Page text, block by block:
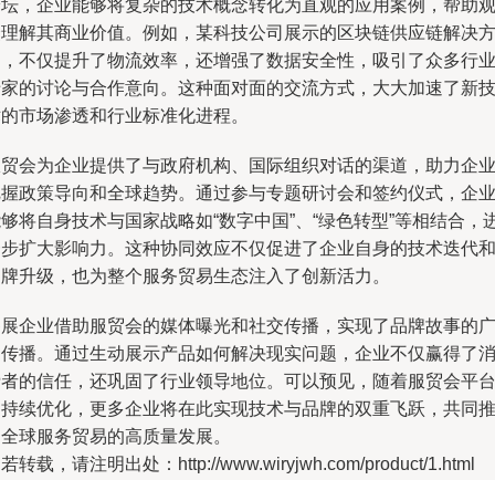
，企业能够将复杂的技术概念转化为直观的应用案例，帮助观
解其商业价值。例如，某科技公司展示的区块链供应链解决方
不仅提升了物流效率，还增强了数据安全性，吸引了众多行业
的讨论与合作意向。这种面对面的交流方式，大大加速了新技
市场渗透和行业标准化进程。
会为企业提供了与政府机构、国际组织对话的渠道，助力企业
政策导向和全球趋势。通过参与专题研讨会和签约仪式，企业
将自身技术与国家战略如“数字中国”、“绿色转型”等相结合，
扩大影响力。这种协同效应不仅促进了企业自身的技术迭代和
升级，也为整个服务贸易生态注入了创新活力。
企业借助服贸会的媒体曝光和社交传播，实现了品牌故事的广
播。通过生动展示产品如何解决现实问题，企业不仅赢得了消
的信任，还巩固了行业领导地位。可以预见，随着服贸会平台
续优化，更多企业将在此实现技术与品牌的双重飞跃，共同推
球服务贸易的高质量发展。
转载，请注明出处：http://www.wiryjwh.com/product/1.html